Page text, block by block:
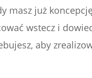
masz już
wstecz i
aby